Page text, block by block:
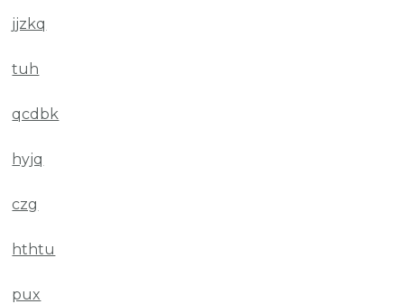
jjzkq
tuh
qcdbk
hyjq
czg
hthtu
pux